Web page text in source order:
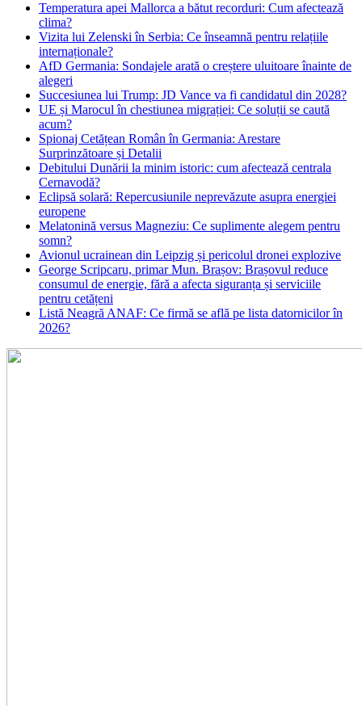
Temperatura apei Mallorca a bătut recorduri: Cum afectează
clima?
Vizita lui Zelenski în Serbia: Ce înseamnă pentru relațiile
internaționale?
AfD Germania: Sondajele arată o creștere uluitoare înainte de
alegeri
Succesiunea lui Trump: JD Vance va fi candidatul din 2028?
UE și Marocul în chestiunea migrației: Ce soluții se caută
acum?
Spionaj Cetățean Român în Germania: Arestare
Surprinzătoare și Detalii
Debitului Dunării la minim istoric: cum afectează centrala
Cernavodă?
Eclipsă solară: Repercusiunile neprevăzute asupra energiei
europene
Melatonină versus Magneziu: Ce suplimente alegem pentru
somn?
Avionul ucrainean din Leipzig și pericolul dronei explozive
George Scripcaru, primar Mun. Brașov: Brașovul reduce
consumul de energie, fără a afecta siguranța și serviciile
pentru cetățeni
Listă Neagră ANAF: Ce firmă se află pe lista datornicilor în
2026?